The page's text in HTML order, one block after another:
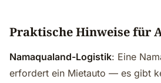
Praktische Hinweise für
Namaqualand-Logistik: Eine
erfordert ein Mietauto — es gibt